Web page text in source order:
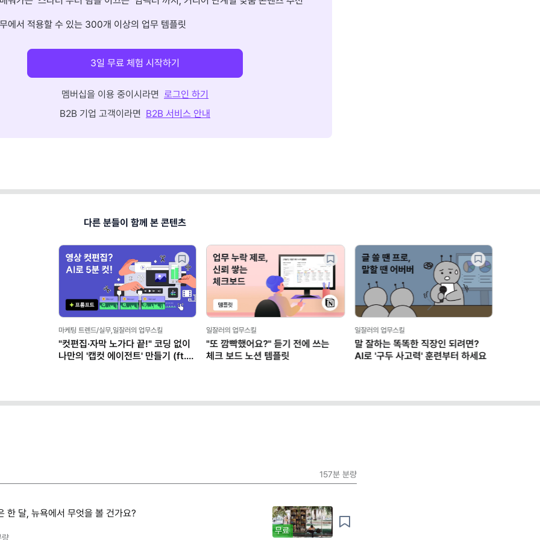
에서 적용할 수 있는 300개 이상의 업무 템플릿
3일 무료 체험 시작하기
멤버십을 이용 중이시라면 로그인 하기
B2B 기업 고객이라면 B2B 서비스 안내
다른 분들이 함께 본 콘텐츠
일잘러의 업무스킬
"또 깜빡했어요?" 듣기 전에 쓰는
체크 보드 노션 템플릿
일잘러의 업무스킬
말 잘하는 똑똑한 직장인 되려면?
AI로 '구두 사고력' 훈련부터 하세요
157분 분량
한 달, 뉴욕에서 무엇을 볼 건가요?
무료
량